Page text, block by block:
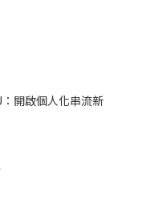
開啟個人化串流新